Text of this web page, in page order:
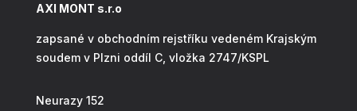
AXI MONT s.r.o
zapsané v obchodním rejstříku vedeném Krajským
soudem v Plzni oddíl C, vložka 2747/KSPL
Neurazy 152